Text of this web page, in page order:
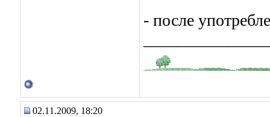
- после
02.11.2009, 18:20